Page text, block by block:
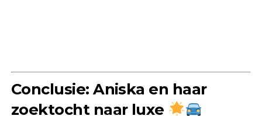
Conclusie: Aniska en haar
zoektocht naar luxe